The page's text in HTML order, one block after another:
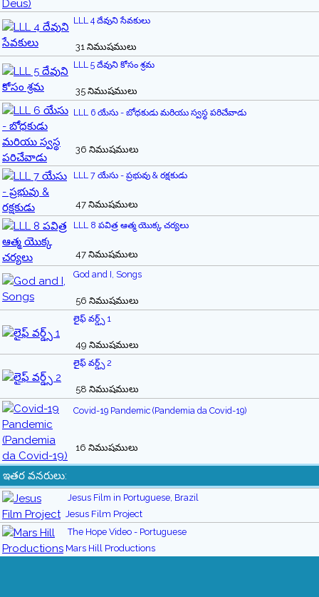
LLL 4 దేవుని సేవకులు
31 నిముషములు
LLL 5 దేవుని కోసం శ్రమ
35 నిముషములు
LLL 6 యేసు - బోధకుడు మరియు స్వస్థ పరిచేవాడు
36 నిముషములు
LLL 7 యేసు - ప్రభువు & రక్షకుడు
47 నిముషములు
LLL 8 పవిత్ర ఆత్మ యొక్క చర్యలు
47 నిముషములు
God and I, Songs
56 నిముషములు
లైఫ్ వర్డ్స్ 1
49 నిముషములు
లైఫ్ వర్డ్స్ 2
58 నిముషములు
Covid-19 Pandemic (Pandemia da Covid-19)
16 నిముషములు
ఇతర వనరులు:
Jesus Film in Portuguese, Brazil
Jesus Film Project
The Hope Video - Portuguese
Mars Hill Productions